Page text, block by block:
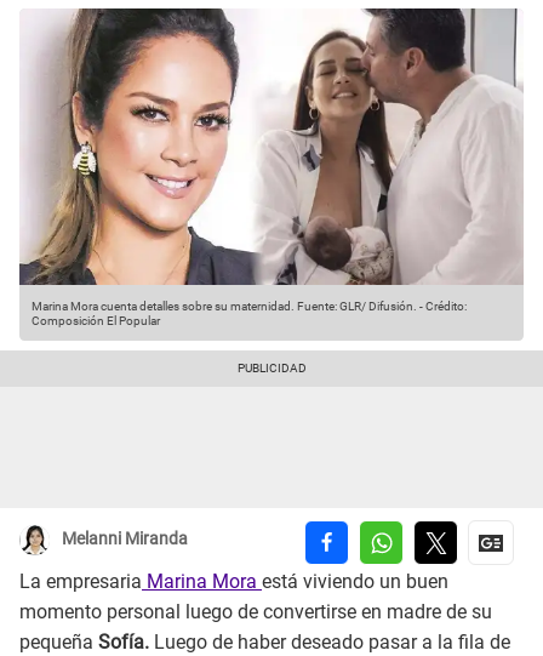
Marina Mora cuenta detalles sobre su maternidad. Fuente: GLR/ Difusión. -Crédito:
Composición El Popular
Melanni Miranda
La empresaria Marina Mora está viviendo un buen
momento personal luego de convertirse en madre de su
pequeña Sofía. Luego de haber deseado pasar a la fila de